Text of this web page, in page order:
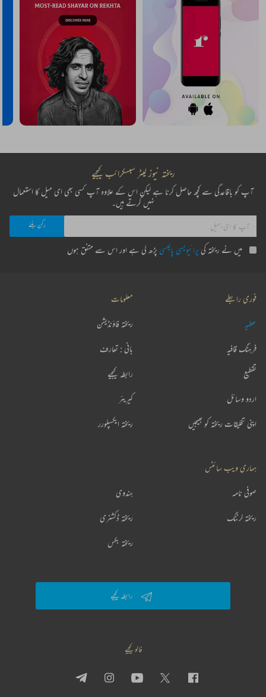
ریختہ نیوز لیٹر سبسکرائب کیجیے
آپ کو باقاعدگی سے کچھ حاصل کرنا ہے لیکن اس کے علاوہ آپ کسی بھی ای میل کا استعمال
نہیں کرتے ہیں۔
میں نے ریختہ کی پرائیویسی پالیسی پڑھ لی ہے اور اس سے متفق ہوں
فوری رابطے
عطیہ
فرہنگ قافیہ
تقطیع
اردو وسائل
اپنی تخلیقات ریختہ کو بھیجیں
معلومات
ریختہ فاؤنڈیشن
بانی : تعارف
رابطہ کیجیے
کیریئر
ریختہ ایکسپلورر
ہماری ویب سائٹس
ہندوی صوفی نامہ
ریختہ ڈکشنری ریختہ لرننگ
ریختہ بکس
رابطہ کیجیے
فالو کیجیے